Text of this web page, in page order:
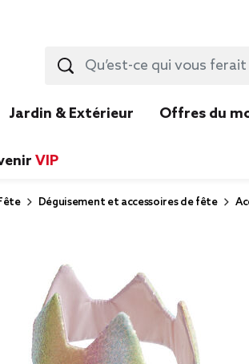
Jardin & Extérieur Offres du
VIP
Déguisement et accessoires de fête